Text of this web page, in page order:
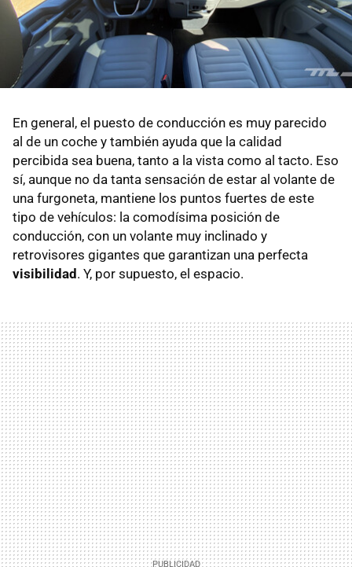
En general, el puesto de conducción es muy parecido
al de un coche y también ayuda que la calidad
percibida sea buena, tanto a la vista como al tacto. Eso
sí, aunque no da tanta sensación de estar al volante de
una furgoneta, mantiene los puntos fuertes de este
tipo de vehículos: la comodísima posición de
conducción, con un volante muy inclinado y
retrovisores gigantes que garantizan una perfecta
visibilidad . Y, por supuesto, el espacio.